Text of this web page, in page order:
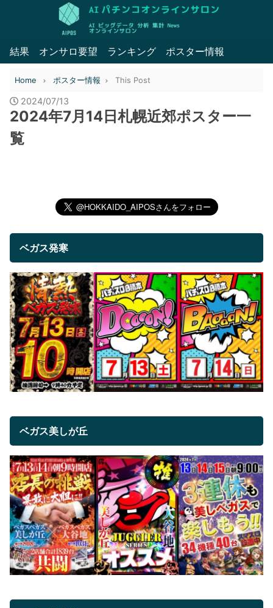
結果 オンサロ要望 ランキング ポスター情報
Home ポスター情報 This Post
2024/07/13
2024年7月14日札幌近郊ポスター一
覧
ベガス発寒
ベガス美しが丘